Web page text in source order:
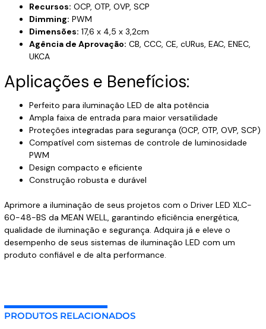
Recursos: OCP, OTP, OVP, SCP
Dimming: PWM
Dimensões: 17,6 x 4,5 x 3,2cm
Agência de Aprovação: CB, CCC, CE, cURus, EAC, ENEC,
UKCA
Aplicações e Benefícios:
Perfeito para iluminação LED de alta potência
Ampla faixa de entrada para maior versatilidade
Proteções integradas para segurança (OCP, OTP, OVP, SCP)
Compatível com sistemas de controle de luminosidade
PWM
Design compacto e eficiente
Construção robusta e durável
Aprimore a iluminação de seus projetos com o Driver LED XLC-
60-48-BS da MEAN WELL, garantindo eficiência energética,
qualidade de iluminação e segurança. Adquira já e eleve o
desempenho de seus sistemas de iluminação LED com um
produto confiável e de alta performance.
PRODUTOS RELACIONADOS